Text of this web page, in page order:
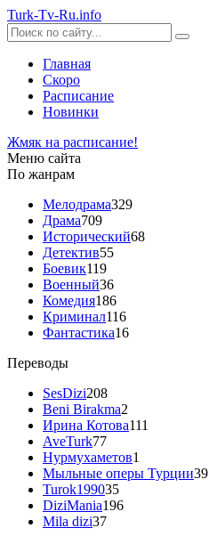
Turk-Tv-Ru.info
Главная
Скоро
Расписание
Новинки
Жмяк на расписание!
Меню сайта
По жанрам
Мелодрама329
Драма709
Исторический68
Детектив55
Боевик119
Военный36
Комедия186
Криминал116
Фантастика16
Переводы
SesDizi208
Beni Birakma2
Ирина Котова111
AveTurk77
Нурмухаметов1
Мыльные оперы Турции39
Turok199035
DiziMania196
Mila dizi37